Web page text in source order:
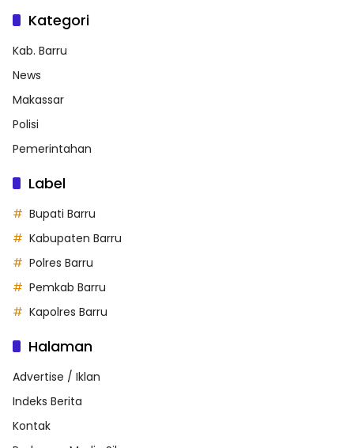
Kategori
Kab. Barru
News
Makassar
Polisi
Pemerintahan
Label
Bupati Barru
Kabupaten Barru
Polres Barru
Pemkab Barru
Kapolres Barru
Halaman
Advertise / Iklan
Indeks Berita
Kontak